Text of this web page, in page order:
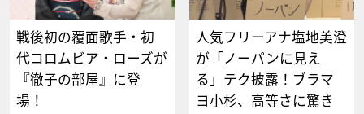
戦後初の覆面歌手・初
代コロムビア・ローズが
『徹子の部屋』に登
場！
人気フリーアナ塩地美澄
が「ノーパンに見え
る」テク披露！ブラマ
ヨ小杉、高等さに驚き